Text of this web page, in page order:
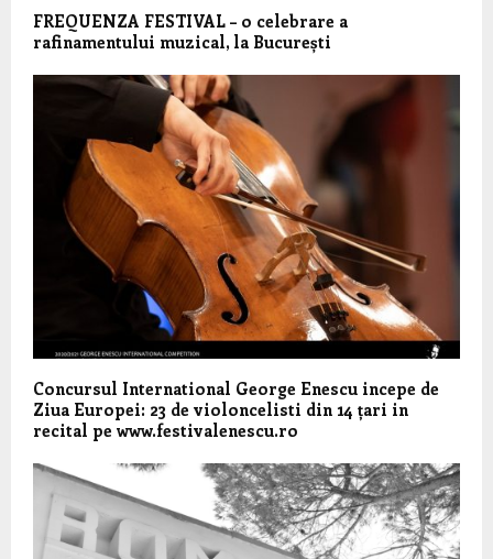
FREQUENZA FESTIVAL – o celebrare a
rafinamentului muzical, la București
Concursul International George Enescu incepe de
Ziua Europei: 23 de violoncelisti din 14 țari in
recital pe www.festivalenescu.ro